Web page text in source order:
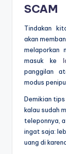
SCAM
Tindakan
akan
melaporkan
masuk ke
panggilan
modus
Demikian
kalau sudah
teleponnya,
ingat saja:
uang di